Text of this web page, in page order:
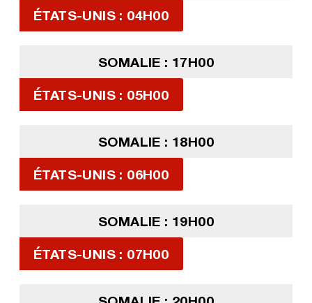
ÉTATS-UNIS : 04H00
SOMALIE : 17H00
ÉTATS-UNIS : 05H00
SOMALIE : 18H00
ÉTATS-UNIS : 06H00
SOMALIE : 19H00
ÉTATS-UNIS : 07H00